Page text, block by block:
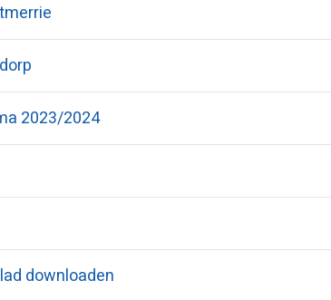
2023/2024
downloaden